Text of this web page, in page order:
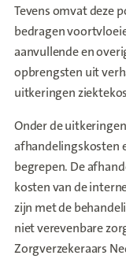
Tevens omvat deze
bedragen
aanvullende en
opbrengsten uit
uitkeringen
Onder de
afhandelingskosten
begrepen. De
kosten van de
zijn met de
niet verevenbare
Zorgverzekeraars